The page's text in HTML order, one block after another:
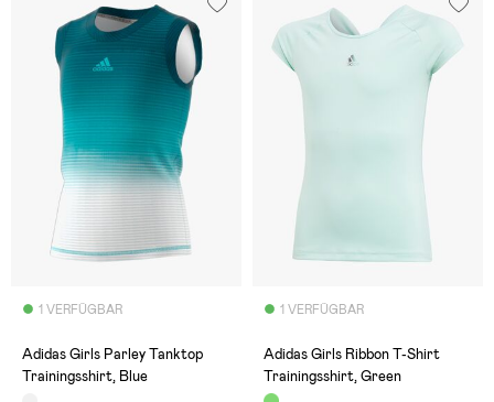
1 VERFÜGBAR
Adidas Girls Parley Tanktop
Trainingsshirt, Blue
1 VERFÜGBAR
Adidas Girls Ribbon T-Shirt
Trainingsshirt, Green